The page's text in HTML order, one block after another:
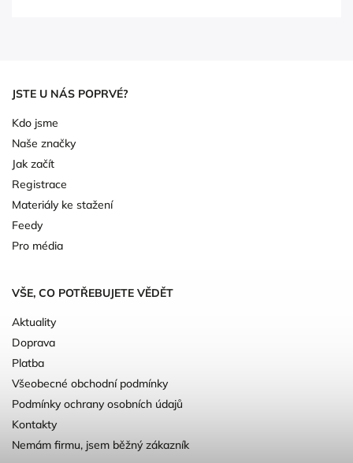
JSTE U NÁS POPRVÉ?
Kdo jsme
Naše značky
Jak začít
Registrace
Materiály ke stažení
Feedy
Pro média
VŠE, CO POTŘEBUJETE VĚDĚT
Aktuality
Doprava
Platba
Všeobecné obchodní podmínky
Podmínky ochrany osobních údajů
Kontakty
Nemám firmu, jsem běžný zákazník